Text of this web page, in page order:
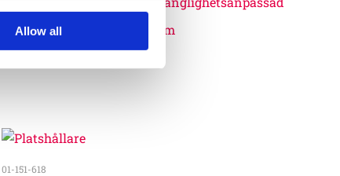
Allow all
Nest seat rope braid Ø 120 cm
20 000:-
01-151-618